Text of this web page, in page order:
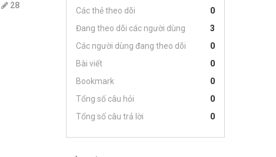
28
Các thẻ theo dõi
0
Đang theo dõi các người dùng
3
Các người dùng đang theo dõi
0
Bài viết
0
Bookmark
0
Tổng số câu hỏi
0
Tổng số câu trả lời
0